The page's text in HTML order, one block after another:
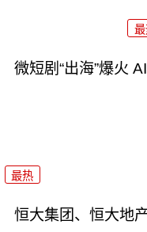
微短剧“出海”爆火
最热
恒大集团、恒大地